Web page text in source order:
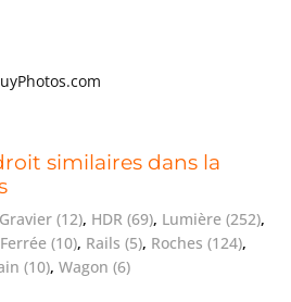
similaires dans la
Gravier (12), HDR (69), Lumière (252),
(10), Rails (5), Roches (124),
(10), Wagon (6)